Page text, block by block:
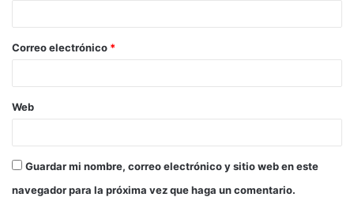
Correo electrónico *
Web
Guardar mi nombre, correo electrónico y sitio web en este
navegador para la próxima vez que haga un comentario.